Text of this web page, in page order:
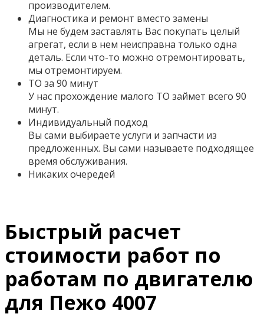
производителем.
Диагностика и ремонт вместо замены
Мы не будем заставлять Вас покупать целый
агрегат, если в нем неисправна только одна
деталь. Если что-то можно отремонтировать,
мы отремонтируем.
ТО за 90 минут
У нас прохождение малого ТО займет всего 90
минут.
Индивидуальный подход
Вы сами выбираете услуги и запчасти из
предложенных. Вы сами называете подходящее
время обслуживания.
Никаких очередей
Быстрый расчет
стоимости работ по
работам по двигателю
для Пежо 4007